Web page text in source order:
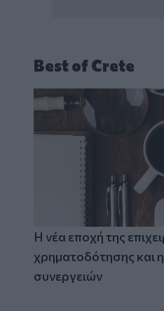
Best of Crete
Η νέα εποχή της
χρηματοδότησης και
συνεργειών